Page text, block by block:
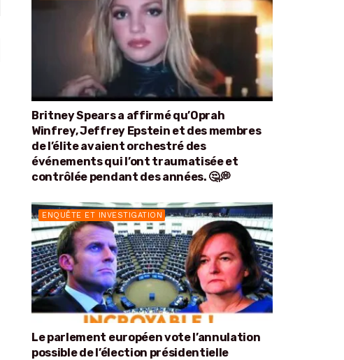
Britney Spears a affirmé qu’Oprah
Winfrey, Jeffrey Epstein et des membres
de l’élite avaient orchestré des
événements qui l’ont traumatisée et
contrôlée pendant des années. 🤔💭
ENQUÊTE ET INVESTIGATION
Le parlement européen vote l’annulation
possible de l’élection présidentielle